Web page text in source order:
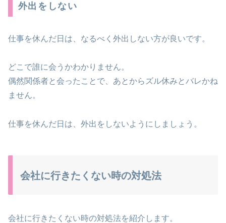
外出をしない
仕事を休んだ日は、なるべく外出しない方が良いです。
どこで誰に会うかわかりません。
偶然関係者と会ったことで、あとからズル休みとバレかね
ません。
仕事を休んだ日は、外出をしないようにしましょう。
会社に行きたくない時の対処法
会社に行きたくない時の対処法を紹介します。